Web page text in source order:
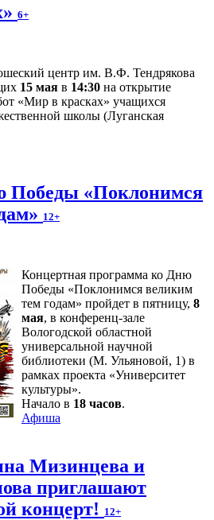
6+
центр им. В.Ф. Тендрякова
15 мая в 14:30 на открытие
«Мир в красках» учащихся
школы (Луганская
Победы «Поклонимся
12+
Концертная программа ко Дню
Победы «Поклонимся великим
тем годам» пройдет в пятницу, 8
мая, в конференц-зале
Вологодской областной
универсальной научной
библиотеки (М. Ульяновой, 1) в
рамках проекта «Университет
культуры».
Начало в 18 часов.
Афиша
Мизинцева и
приглашают
концерт! 12+